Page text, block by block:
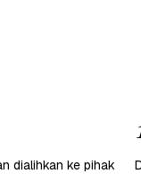
dialihkan ke pihak